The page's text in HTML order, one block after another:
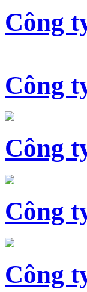
Công
Công
Công
Công
Công